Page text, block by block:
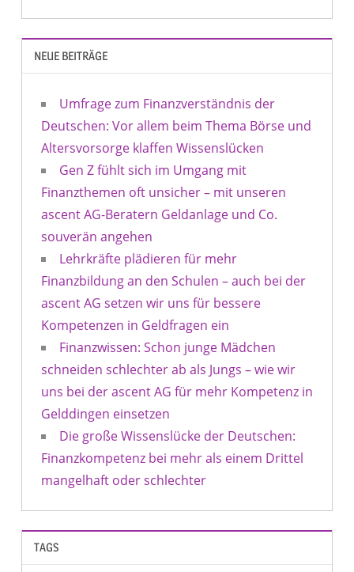
NEUE BEITRÄGE
Umfrage zum Finanzverständnis der
Deutschen: Vor allem beim Thema Börse und
Altersvorsorge klaffen Wissenslücken
Gen Z fühlt sich im Umgang mit
Finanzthemen oft unsicher – mit unseren
ascent AG-Beratern Geldanlage und Co.
souverän angehen
Lehrkräfte plädieren für mehr
Finanzbildung an den Schulen – auch bei der
ascent AG setzen wir uns für bessere
Kompetenzen in Geldfragen ein
Finanzwissen: Schon junge Mädchen
schneiden schlechter ab als Jungs – wie wir
uns bei der ascent AG für mehr Kompetenz in
Gelddingen einsetzen
Die große Wissenslücke der Deutschen:
Finanzkompetenz bei mehr als einem Drittel
mangelhaft oder schlechter
TAGS